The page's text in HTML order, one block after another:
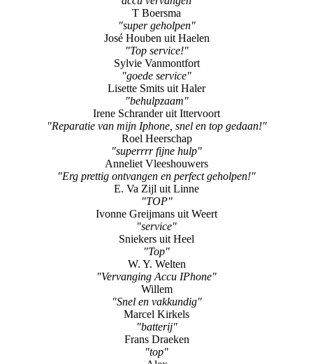
T Boersma
"super geholpen"
José Houben uit Haelen
"Top service!"
Sylvie Vanmontfort
"goede service"
Lisette Smits uit Haler
"behulpzaam"
Irene Schrander uit Ittervoort
"Reparatie van mijn Iphone, snel en top gedaan!"
Roel Heerschap
"superrrr fijne hulp"
Anneliet Vleeshouwers
"Erg prettig ontvangen en perfect geholpen!"
E. Va Zijl uit Linne
"TOP"
Ivonne Greijmans uit Weert
"service"
Sniekers uit Heel
"Top"
W. Y. Welten
"Vervanging Accu IPhone"
Willem
"Snel en vakkundig"
Marcel Kirkels
"batterij"
Frans Draeken
"top"